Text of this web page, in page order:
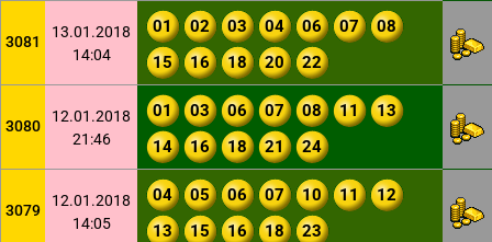
3081
13.01.2018
14:04
01 02 03 04 06 07
08
15
16 18 20 22
3080
12.01.2018
21:46
01 03 06 07 08 11
13
14
16 18 21 24
3079
12.01.2018
14:05
04 05 06 07 10 11
12
13
15 16 18 23